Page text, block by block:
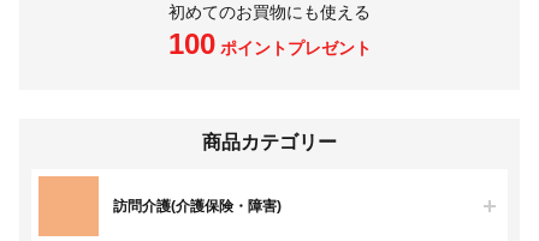
初めてのお買物にも使える
100ポイントプレゼント
商品カテゴリー
訪問介護(介護保険・障害)